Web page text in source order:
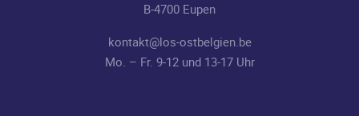
B-4700 Eupen
kontakt@los-ostbelgien.be
Mo. – Fr. 9-12 und 13-17 Uhr